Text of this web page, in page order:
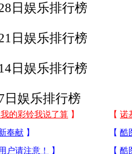
娱乐排行榜
娱乐排行榜
娱乐排行榜
娱乐排行榜